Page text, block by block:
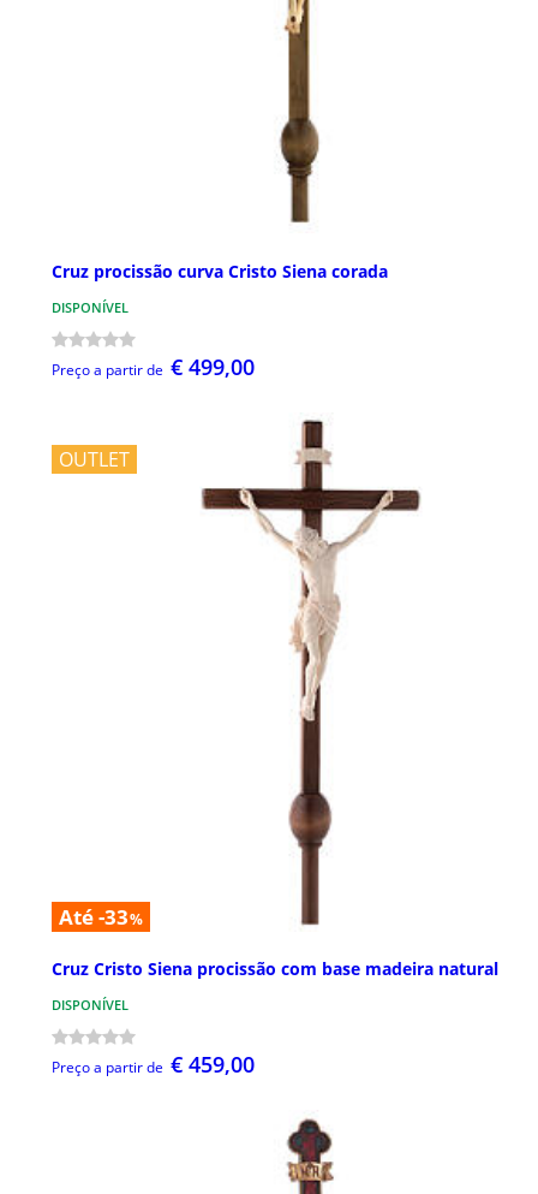
Cruz procissão curva Cristo Siena corada
DISPONÍVEL
Preço a partir de € 499,00
OUTLET
Até -33%
Cruz Cristo Siena procissão com base madeira natural
DISPONÍVEL
Preço a partir de € 459,00